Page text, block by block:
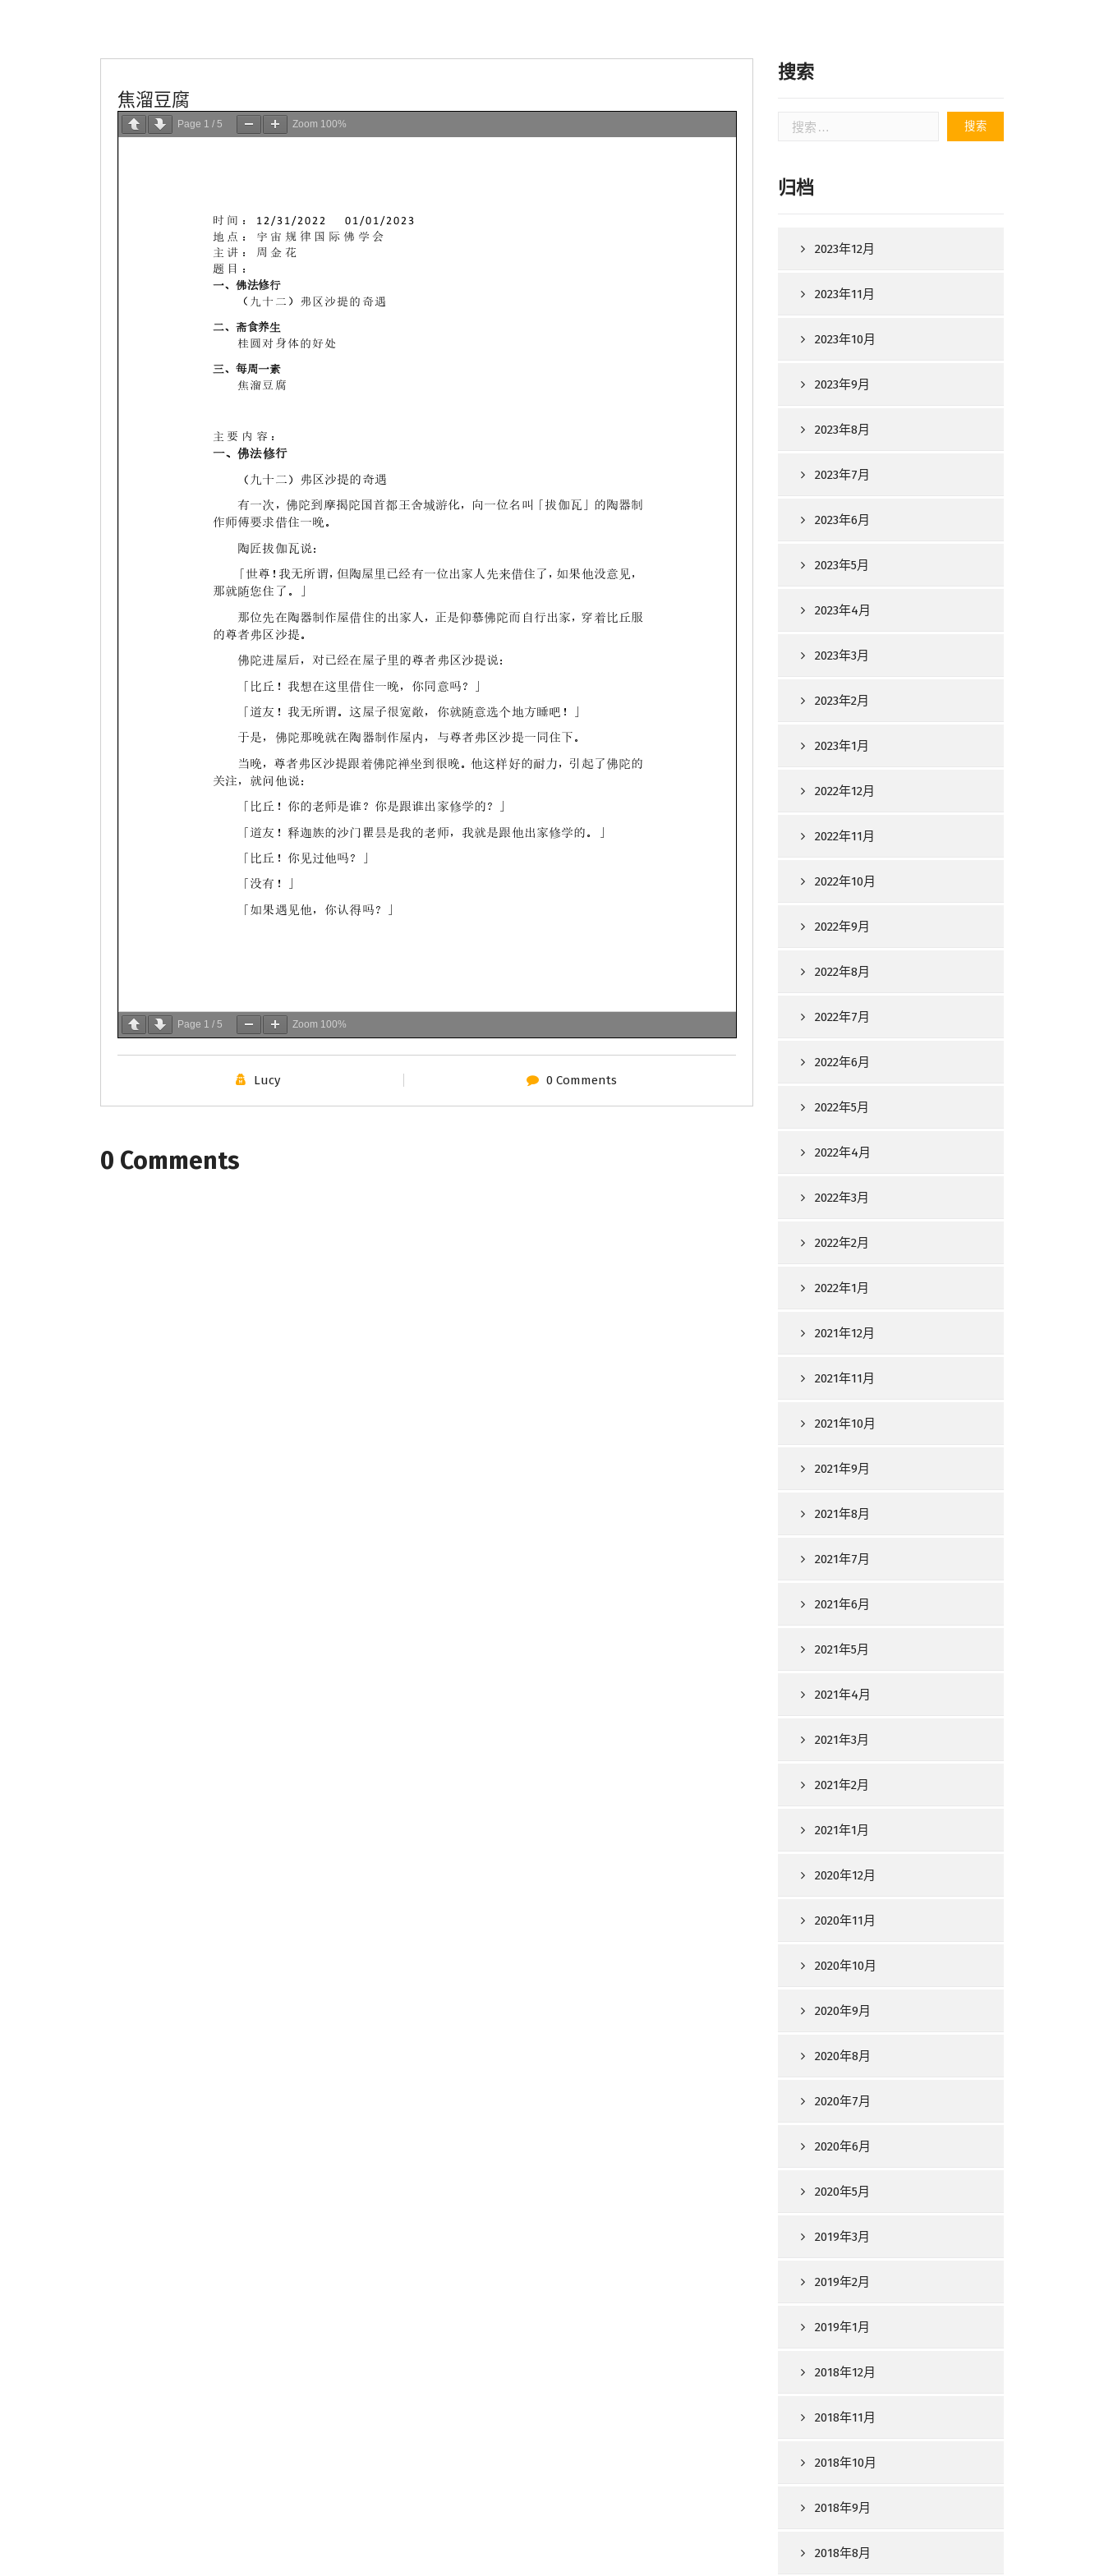
焦溜豆腐
Page 1 / 5 Zoom 100%
Page 1 / 5 Zoom 100%
Lucy 0 Comments
0 Comments
搜索
索：
归档
2023年12月
2023年11月
2023年10月
2023年9月
2023年8月
2023年7月
2023年6月
2023年5月
2023年4月
2023年3月
2023年2月
2023年1月
2022年12月
2022年11月
2022年10月
2022年9月
2022年8月
2022年7月
2022年6月
2022年5月
2022年4月
2022年3月
2022年2月
2022年1月
2021年12月
2021年11月
2021年10月
2021年9月
2021年8月
2021年7月
2021年6月
2021年5月
2021年4月
2021年3月
2021年2月
2021年1月
2020年12月
2020年11月
2020年10月
2020年9月
2020年8月
2020年7月
2020年6月
2020年5月
2019年3月
2019年2月
2019年1月
2018年12月
2018年11月
2018年10月
2018年9月
2018年8月